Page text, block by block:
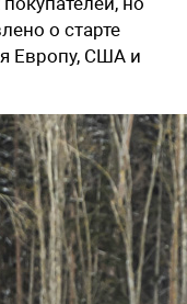
о старте
Европу, США и